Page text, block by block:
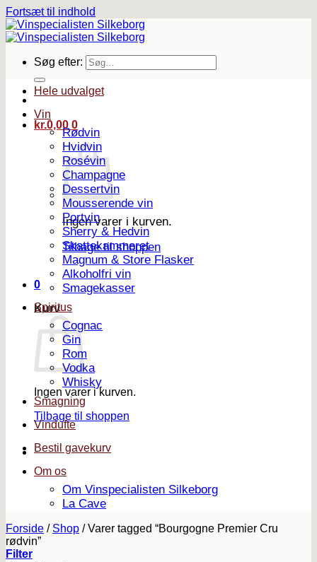
Fortsæt til indhold
Søg efter:
kr.0,00 0
Ingen varer i kurven.
Tilbage til shoppen
0
Kurv
Ingen varer i kurven.
Tilbage til shoppen
Hele udvalget
Vin
Rødvin
Hvidvin
Rosévin
Champagne
Dessertvin
Mousserende vin
Portvin
Sherry & Hedvin
Skattekammeret
Magnum & Store Flasker
Alkoholfri vin
Smagekasser
Spiritus
Cognac
Gin
Rom
Vodka
Whisky
Smagning
Vindufte
Bestil gavekurv
Om os
Om Vinspecialisten Silkeborg
La Cave
Forside / Shop /Varer tagged “Bourgogne Premier Cru
rødvin”
Filter